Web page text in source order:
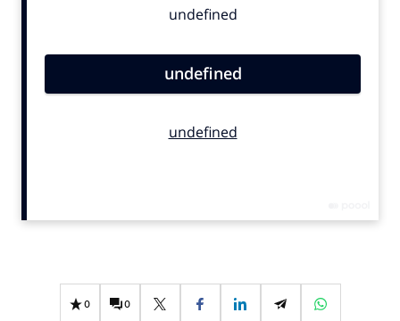
Contentmarketing
Effectiviteit
Gedragsverandering
0 0